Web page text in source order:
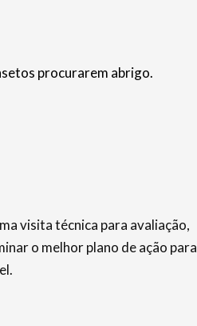
procurarem abrigo.
visita técnica para avaliação,
o melhor plano de ação para